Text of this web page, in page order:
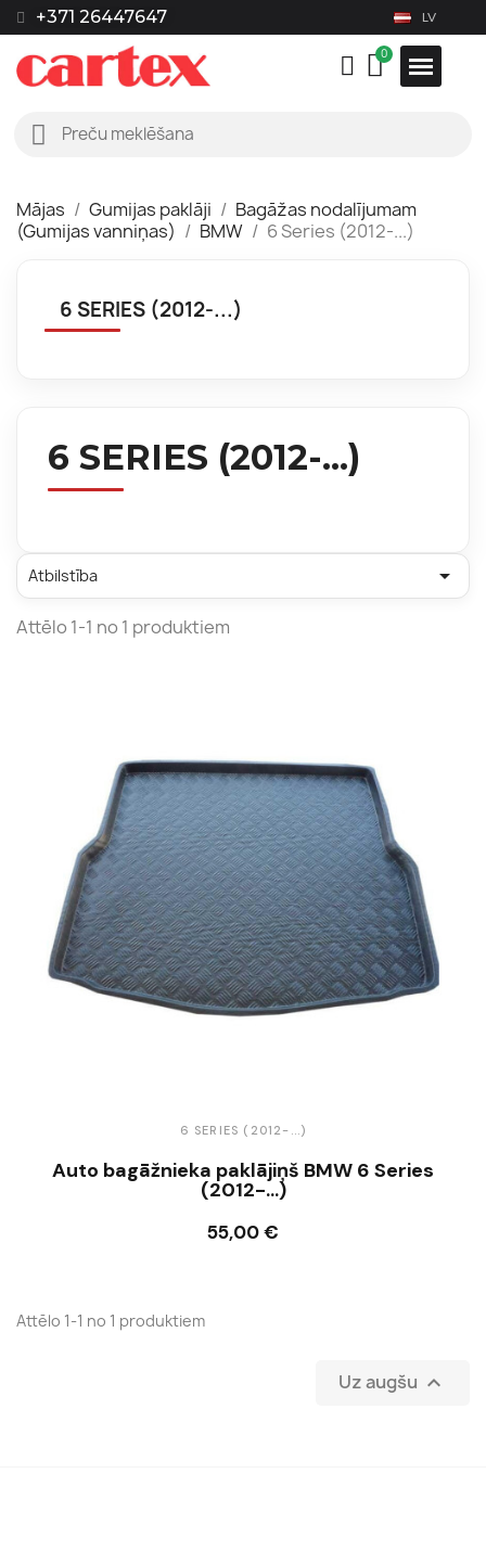
+371 26447647 LV
Mājas Gumijas paklāji
Bagāžas nodalījumam
(Gumijas vanniņas)
BMW 6 Series (2012-...)
6 SERIES (2012-...)
6 SERIES (2012-...)
Atbilstība 
Attēlo 1-1 no 1 produktiem
6 SERIES (2012-...)
Auto bagāžnieka paklājiņš BMW 6 Series
(2012-...)
55,00 €
Ielikt grozā
Attēlo 1-1 no 1 produktiem
Uz augšu 